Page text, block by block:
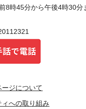
8時45分から午後4時30分
ジについて
への取り組み